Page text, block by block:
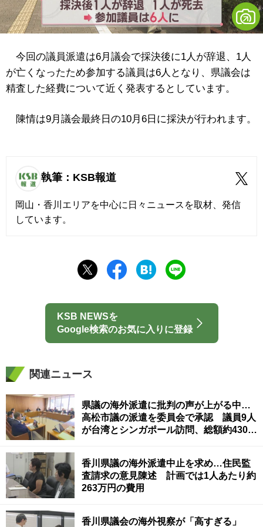
今回の議員派遣は6月議会で採決後に1人が辞退、1人
が亡くなったため参加する議員は6人となり、県議会は
精査した経費について近く発表するとしています。
陳情は9月議会最終日の10月6日に採決が行われます。
執筆：KSB報道
岡山・香川エリアを中心に日々ニュースを取材、発信
しています。
KSB NEWSを
Google検索のお気に入りに登録
関連ニュース
県議の海外派遣に批判の声が上がる中…
高松市議の派遣を委員会で承認 議員9人
が台湾とシンガポール訪問、総額約430万
香川県議の海外派遣中止を求め…住民監
査請求の意見陳述 計画では1人あたり約
263万円の費用
香川県議会の海外視察が「高すぎる」